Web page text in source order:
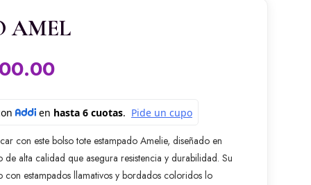
AMEL
con este bolso tote estampado Amelie, diseñado en
de alta calidad que asegura resistencia y durabilidad. Su
con estampados llamativos y bordados coloridos lo